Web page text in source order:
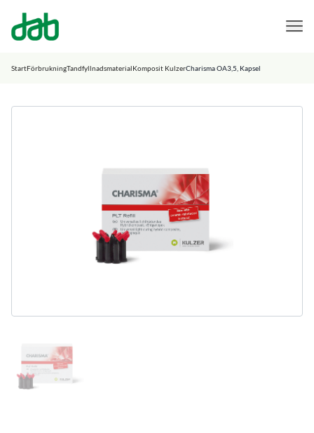
DAB Dental
StartFörbrukningTandfyllnadsmaterialKomposit KulzerCharisma OA3,5, Kapsel